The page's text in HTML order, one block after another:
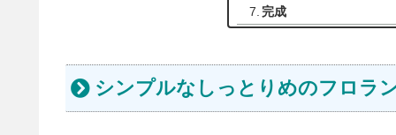
完成
シンプルなしっとりめのフロラ